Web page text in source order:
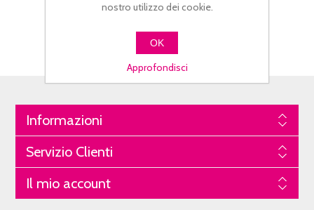
Informazioni
Servizio Clienti
Il mio account
nostro utilizzo dei cookie.
OK
Approfondisci